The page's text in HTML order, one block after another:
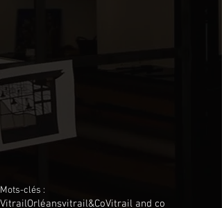
Mots-clés :
VitrailOrléansvitrail&CoVitrail and co